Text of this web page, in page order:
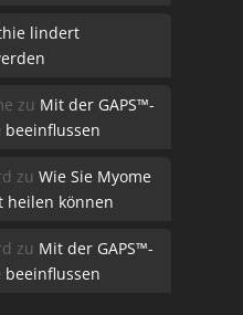
lindert
zu Mit der GAPS™-
beeinflussen
zu Wie Sie Myome
heilen können
zu Mit der GAPS™-
beeinflussen